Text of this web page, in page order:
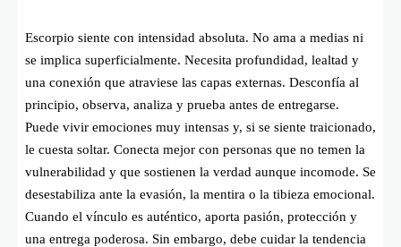
Escorpio siente con intensidad absoluta. No ama a medias ni
se implica superficialmente. Necesita profundidad, lealtad y
una conexión que atraviese las capas externas. Desconfía al
principio, observa, analiza y prueba antes de entregarse.
Puede vivir emociones muy intensas y, si se siente traicionado,
le cuesta soltar. Conecta mejor con personas que no temen la
vulnerabilidad y que sostienen la verdad aunque incomode. Se
desestabiliza ante la evasión, la mentira o la tibieza emocional.
Cuando el vínculo es auténtico, aporta pasión, protección y
una entrega poderosa. Sin embargo, debe cuidar la tendencia